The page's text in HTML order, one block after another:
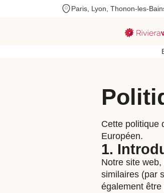
Paris, Lyon, Thonon-les-
Cette politique
Européen.
1.
Notre site web,
similaires (par
également